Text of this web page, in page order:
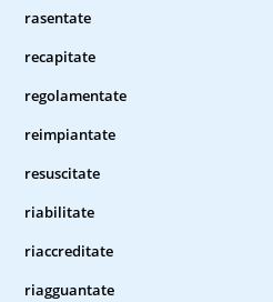
rasentate
recapitate
regolamentate
reimpiantate
resuscitate
riabilitate
riaccreditate
riagguantate